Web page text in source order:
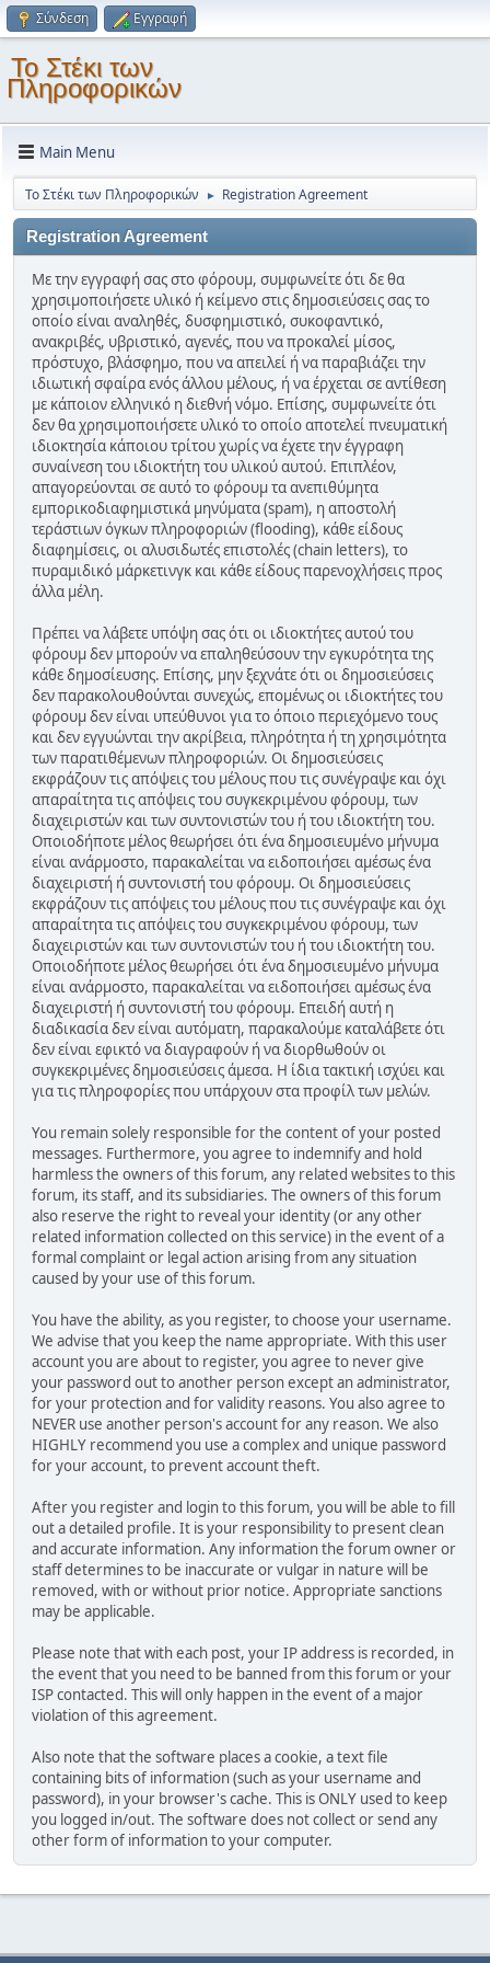
Σύνδεση Εγγραφή
Το Στέκι των
Πληροφορικών
Main Menu
Το Στέκι των Πληροφορικών ► Registration Agreement
Registration Agreement
Με την εγγραφή σας στο φόρουμ, συμφωνείτε ότι δε θα
χρησιμοποιήσετε υλικό ή κείμενο στις δημοσιεύσεις σας το
οποίο είναι αναληθές, δυσφημιστικό, συκοφαντικό,
ανακριβές, υβριστικό, αγενές, που να προκαλεί μίσος,
πρόστυχο, βλάσφημο, που να απειλεί ή να παραβιάζει την
ιδιωτική σφαίρα ενός άλλου μέλους, ή να έρχεται σε αντίθεση
με κάποιον ελληνικό η διεθνή νόμο. Επίσης, συμφωνείτε ότι
δεν θα χρησιμοποιήσετε υλικό το οποίο αποτελεί πνευματική
ιδιοκτησία κάποιου τρίτου χωρίς να έχετε την έγγραφη
συναίνεση του ιδιοκτήτη του υλικού αυτού. Επιπλέον,
απαγορεύονται σε αυτό το φόρουμ τα ανεπιθύμητα
εμπορικοδιαφημιστικά μηνύματα (spam), η αποστολή
τεράστιων όγκων πληροφοριών (flooding), κάθε είδους
διαφημίσεις, οι αλυσιδωτές επιστολές (chain letters), το
πυραμιδικό μάρκετινγκ και κάθε είδους παρενοχλήσεις προς
άλλα μέλη.
Πρέπει να λάβετε υπόψη σας ότι οι ιδιοκτήτες αυτού του
φόρουμ δεν μπορούν να επαληθεύσουν την εγκυρότητα της
κάθε δημοσίευσης. Επίσης, μην ξεχνάτε ότι οι δημοσιεύσεις
δεν παρακολουθούνται συνεχώς, επομένως οι ιδιοκτήτες του
φόρουμ δεν είναι υπεύθυνοι για το όποιο περιεχόμενο τους
και δεν εγγυώνται την ακρίβεια, πληρότητα ή τη χρησιμότητα
των παρατιθέμενων πληροφοριών. Οι δημοσιεύσεις
εκφράζουν τις απόψεις του μέλους που τις συνέγραψε και όχι
απαραίτητα τις απόψεις του συγκεκριμένου φόρουμ, των
διαχειριστών και των συντονιστών του ή του ιδιοκτήτη του.
Οποιοδήποτε μέλος θεωρήσει ότι ένα δημοσιευμένο μήνυμα
είναι ανάρμοστο, παρακαλείται να ειδοποιήσει αμέσως ένα
διαχειριστή ή συντονιστή του φόρουμ. Οι δημοσιεύσεις
εκφράζουν τις απόψεις του μέλους που τις συνέγραψε και όχι
απαραίτητα τις απόψεις του συγκεκριμένου φόρουμ, των
διαχειριστών και των συντονιστών του ή του ιδιοκτήτη του.
Οποιοδήποτε μέλος θεωρήσει ότι ένα δημοσιευμένο μήνυμα
είναι ανάρμοστο, παρακαλείται να ειδοποιήσει αμέσως ένα
διαχειριστή ή συντονιστή του φόρουμ. Επειδή αυτή η
διαδικασία δεν είναι αυτόματη, παρακαλούμε καταλάβετε ότι
δεν είναι εφικτό να διαγραφούν ή να διορθωθούν οι
συγκεκριμένες δημοσιεύσεις άμεσα. Η ίδια τακτική ισχύει και
για τις πληροφορίες που υπάρχουν στα προφίλ των μελών.
You remain solely responsible for the content of your posted
messages. Furthermore, you agree to indemnify and hold
harmless the owners of this forum, any related websites to this
forum, its staff, and its subsidiaries. The owners of this forum
also reserve the right to reveal your identity (or any other
related information collected on this service) in the event of a
formal complaint or legal action arising from any situation
caused by your use of this forum.
You have the ability, as you register, to choose your username.
We advise that you keep the name appropriate. With this user
account you are about to register, you agree to never give
your password out to another person except an administrator,
for your protection and for validity reasons. You also agree to
NEVER use another person's account for any reason. We also
HIGHLY recommend you use a complex and unique password
for your account, to prevent account theft.
After you register and login to this forum, you will be able to fill
out a detailed profile. It is your responsibility to present clean
and accurate information. Any information the forum owner or
staff determines to be inaccurate or vulgar in nature will be
removed, with or without prior notice. Appropriate sanctions
may be applicable.
Please note that with each post, your IP address is recorded, in
the event that you need to be banned from this forum or your
ISP contacted. This will only happen in the event of a major
violation of this agreement.
Also note that the software places a cookie, a text file
containing bits of information (such as your username and
password), in your browser's cache. This is ONLY used to keep
you logged in/out. The software does not collect or send any
other form of information to your computer.